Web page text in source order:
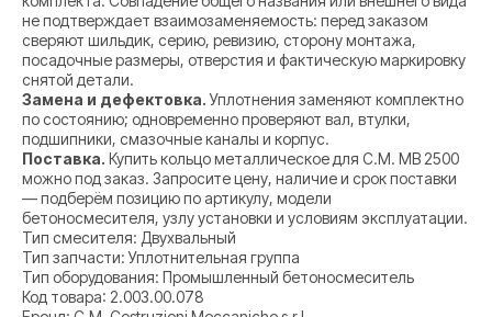
не подтверждает взаимозаменяемость: перед заказом
сверяют шильдик, серию, ревизию, сторону монтажа,
посадочные размеры, отверстия и фактическую маркировку
снятой детали.
Замена и дефектовка.Уплотнения заменяют комплектно
по состоянию; одновременно проверяют вал, втулки,
подшипники, смазочные каналы и корпус.
Поставка. Купить кольцо металлическое для C.M. MB 2500
можно под заказ. Запросите цену, наличие и срок поставки
— подберём позицию по артикулу, модели
бетоносмесителя, узлу установки и условиям эксплуатации.
Тип смесителя: Двухвальный
Тип запчасти: Уплотнительная группа
Тип оборудования: Промышленный бетоносмеситель
Код товара: 2.003.00.078